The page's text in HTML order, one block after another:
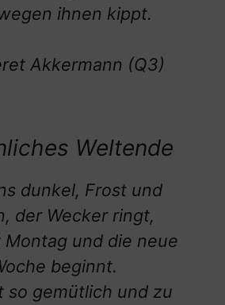
ihnen kippt.
Akkermann (Q3)
Weltende
dunkel, Frost und
der Wecker ringt,
und die neue
beginnt.
so gemütlich und zu